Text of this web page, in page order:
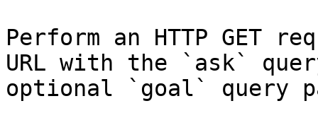
Perform an HTTP GET
URL with the `ask`
optional `goal` query